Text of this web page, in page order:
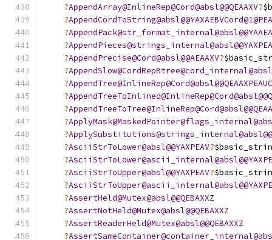
?AppendArray@InlineRep@Cord@absl@@QEAAXV?
?
?
?
?AppendPrecise@Cord@absl@@AEAAXV?
?
?
?
?
?
?
?AsciiStrToLower@absl@@YAXPEAV?
?
?AsciiStrToUpper@absl@@YAXPEAV?
?
?AssertHeld@Mutex@absl@@QEBAXXZ
?AssertNotHeld@Mutex@absl@@QEBAXXZ
?AssertReaderHeld@Mutex@absl@@QEBAXXZ
?